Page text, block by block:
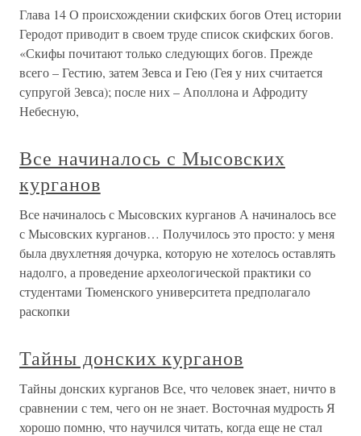
Глава 14 О происхождении скифских богов Отец истории
Геродот приводит в своем труде список скифских богов.
«Скифы почитают только следующих богов. Прежде
всего – Гестию, затем Зевса и Гею (Гея у них считается
супругой Зевса); после них – Аполлона и Афродиту
Небесную,
Все начиналось с Мысовских
курганов
Все начиналось с Мысовских курганов А начиналось все
с Мысовских курганов… Получилось это просто: у меня
была двухлетняя дочурка, которую не хотелось оставлять
надолго, а проведение археологической практики со
студентами Тюменского университета предполагало
раскопки
Тайны донских курганов
Тайны донских курганов Все, что человек знает, ничто в
сравнении с тем, чего он не знает. Восточная мудрость Я
хорошо помню, что научился читать, когда еще не стал